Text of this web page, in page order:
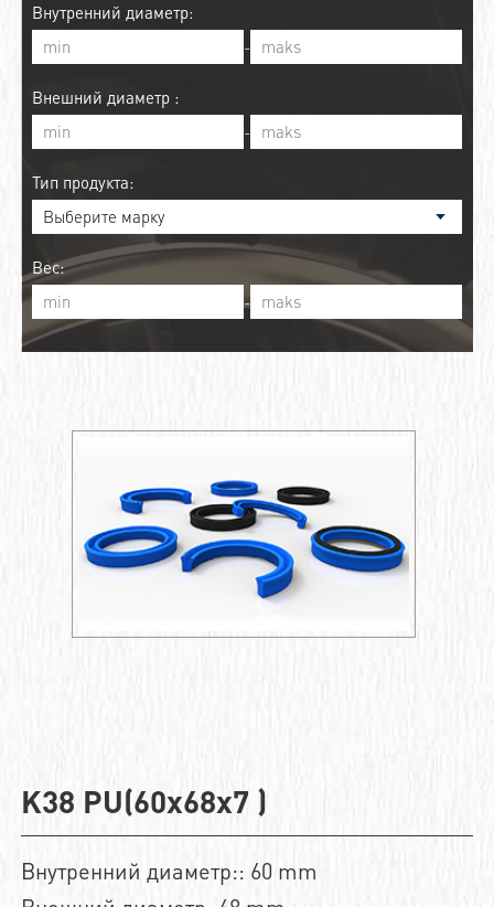
Внутренний диаметр:
-
Внешний диаметр :
-
Тип продукта:
Вес:
-
K38 PU(60x68x7 )
Внутренний диаметр:: 60 mm